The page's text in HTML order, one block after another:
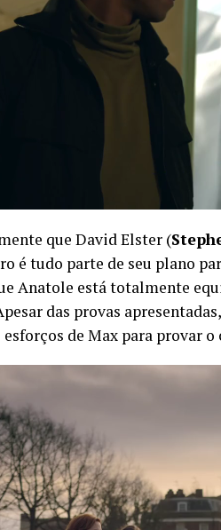
que David Elster (
é tudo parte de seu plano
Anatole está totalmente
das provas
de Max para provar